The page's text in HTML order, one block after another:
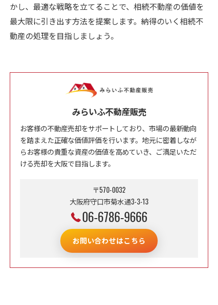
かし、最適な戦略を立てることで、相続不動産の価値を
最大限に引き出す方法を提案します。納得のいく相続不
動産の処理を目指しましょう。
みらいふ不動産販売
お客様の不動産売却をサポートしており、市場の最新動向
を踏まえた正確な価値評価を行います。地元に密着しなが
らお客様の貴重な資産の価値を高めていき、ご満足いただ
ける売却を大阪で目指します。
〒570-0032
大阪府守口市菊水通3-3-13
06-6786-9666
お問い合わせはこちら